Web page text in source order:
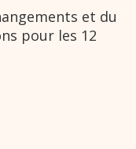
et du
pour les 12